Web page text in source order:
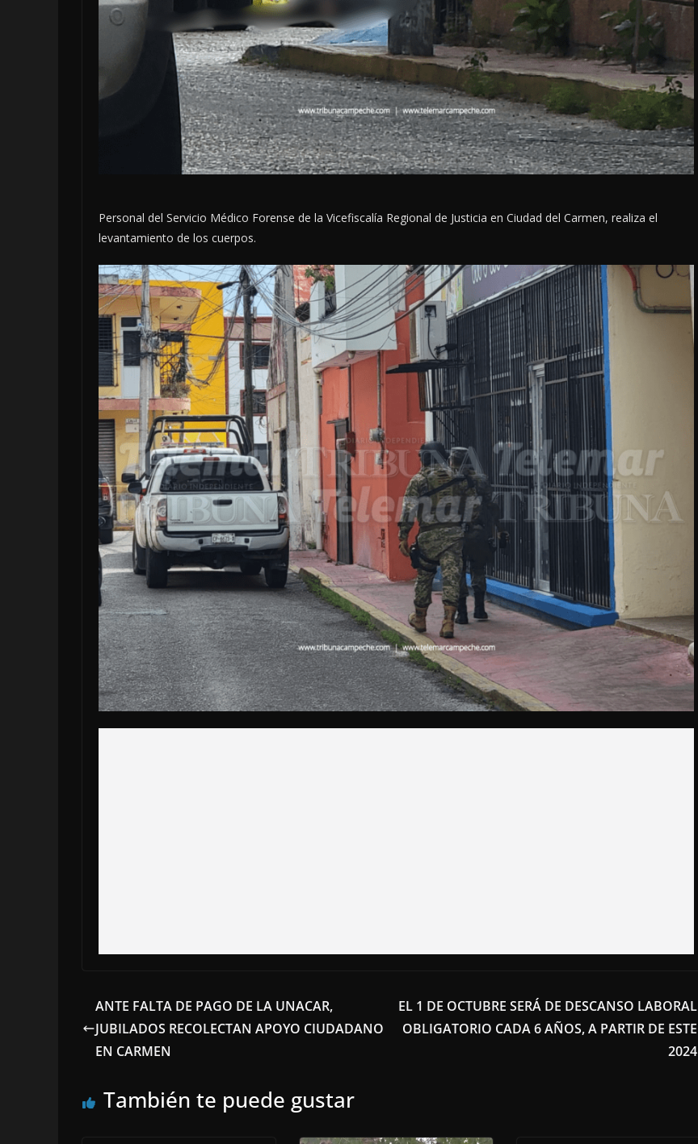
Personal del Servicio Médico Forense de la Vicefiscalía Regional de Justicia en Ciudad del Carmen, realiza el
levantamiento de los cuerpos.
ANTE FALTA DE PAGO DE LA UNACAR,
JUBILADOS RECOLECTAN APOYO CIUDADANO
EN CARMEN
EL 1 DE OCTUBRE SERÁ DE DESCANSO LABORAL
OBLIGATORIO CADA 6 AÑOS, A PARTIR DE ESTE
2024
También te puede gustar